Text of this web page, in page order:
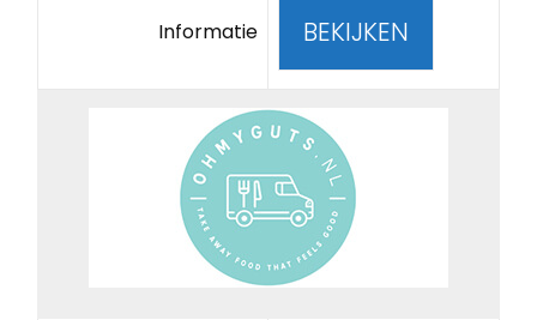
Informatie BEKIJKEN